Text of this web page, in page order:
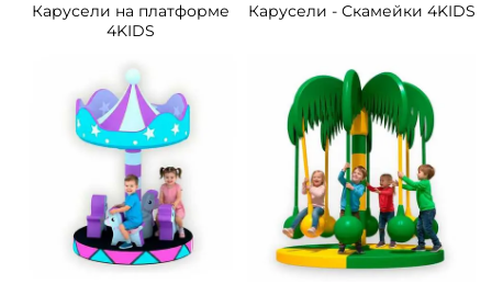
Карусели на платформе
4KIDS
Карусели - Скамейки 4KIDS